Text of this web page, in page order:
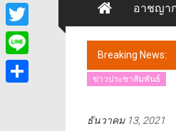
อาชญา
Breaking News:
ข่าวประชาสัมพันธ์
ธันวาคม 13, 2021
Facebook
Twitter
Line